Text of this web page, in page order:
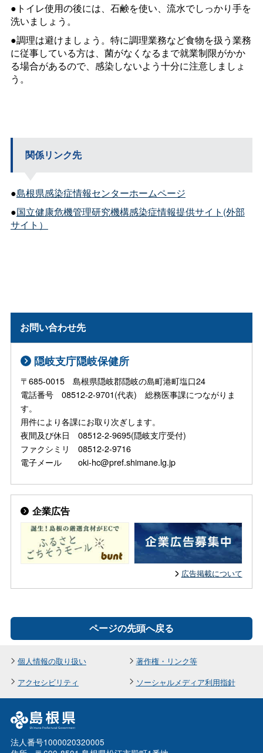
●トイレ使用の後には、石鹸を使い、流水でしっかり手を
洗いましょう。
●調理は避けましょう。特に調理業務など食物を扱う業務
に従事している方は、菌がなくなるまで就業制限がかか
る場合があるので、感染しないよう十分に注意しましょ
う。
関係リンク先
●島根県感染症情報センターホームページ
●国立健康危機管理研究機構感染症情報提供サイト(外部
サイト）
お問い合わせ先
隠岐支庁隠岐保健所
〒685-0015 島根県隠岐郡隠岐の島町港町塩口24
電話番号 08512-2-9701(代表) 総務医事課につながりま
す。
用件により各課にお取り次ぎします。
夜間及び休日 08512-2-9695(隠岐支庁受付)
ファクシミリ 08512-2-9716
電子メール oki-hc@pref.shimane.lg.jp
企業広告
広告掲載について
ページの先頭へ戻る
個人情報の取り扱い
著作権・リンク等
アクセシビリティ
ソーシャルメディア利用指針
法人番号1000020320005